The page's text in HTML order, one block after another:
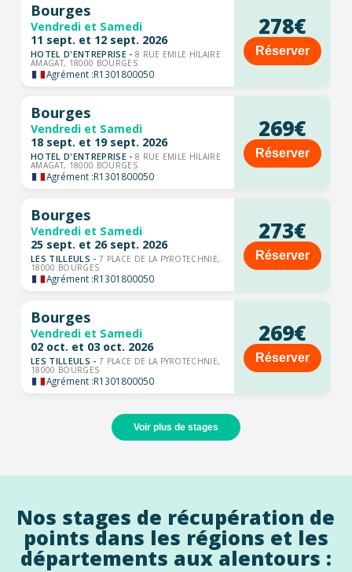
Bourges
Vendredi et Samedi
11 sept. et 12 sept. 2026
HOTEL D'ENTREPRISE - 8 RUE EMILE HILAIRE
AMAGAT, 18000 BOURGES
Agrément :R1301800050
278€
Réserver
Bourges
Vendredi et Samedi
18 sept. et 19 sept. 2026
HOTEL D'ENTREPRISE - 8 RUE EMILE HILAIRE
AMAGAT, 18000 BOURGES
Agrément :R1301800050
269€
Réserver
Bourges
Vendredi et Samedi
25 sept. et 26 sept. 2026
LES TILLEULS - 7 PLACE DE LA PYROTECHNIE,
18000 BOURGES
Agrément :R1301800050
273€
Réserver
Bourges
Vendredi et Samedi
02 oct. et 03 oct. 2026
LES TILLEULS - 7 PLACE DE LA PYROTECHNIE,
18000 BOURGES
Agrément :R1301800050
269€
Réserver
Voir plus de stages
Nos stages de récupération de
points dans les régions et les
départements aux alentours :